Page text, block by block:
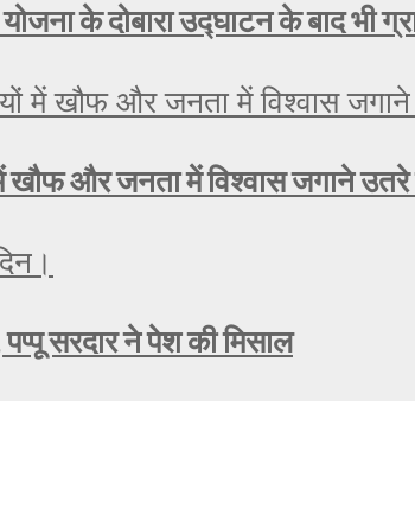
योजना के दोबारा उद्घाटन के बाद भी
में खौफ और जनता में विश्वास जगाने
सरदार ने पेश की मिसाल